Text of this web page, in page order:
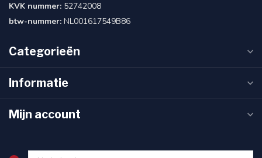
KVK nummer: 52742008
btw-nummer: NL001617549B86
Categorieën
Informatie
Mijn account